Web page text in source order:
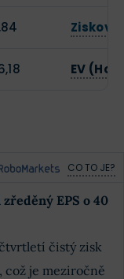
EV
CO TO JE?
EPS o 40
čtvrtletí čistý zisk
což je meziročně